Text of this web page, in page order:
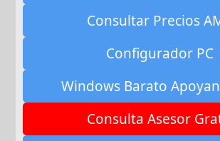
Consultar Precios
Configurador PC
Windows Barato
Consulta Asesor